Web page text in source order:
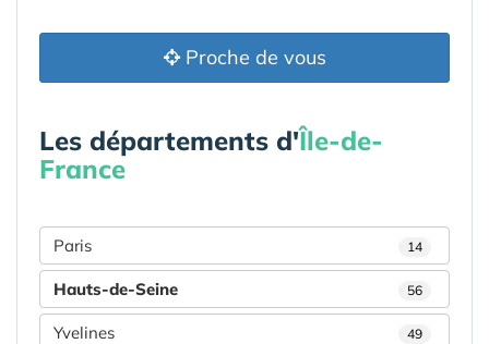
Proche de vous
Les départements d'Île-de-
France
Paris 14
Hauts-de-Seine 56
Yvelines 49